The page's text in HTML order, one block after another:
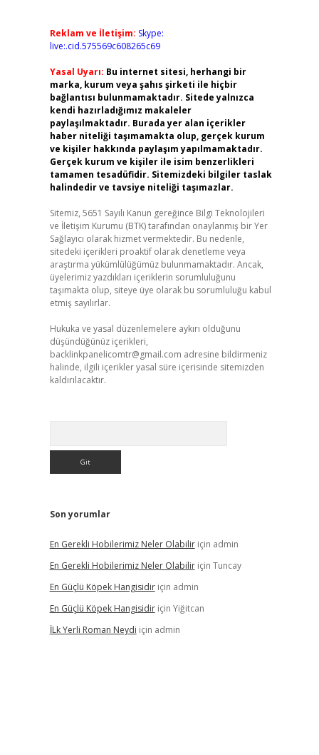
Reklam ve İletişim: Skype:
live:.cid.575569c608265c69
Yasal Uyarı: Bu internet sitesi, herhangi bir
marka, kurum veya şahıs şirketi ile hiçbir
bağlantısı bulunmamaktadır. Sitede yalnızca
kendi hazırladığımız makaleler
paylaşılmaktadır. Burada yer alan içerikler
haber niteliği taşımamakta olup, gerçek kurum
ve kişiler hakkında paylaşım yapılmamaktadır.
Gerçek kurum ve kişiler ile isim benzerlikleri
tamamen tesadüfidir. Sitemizdeki bilgiler taslak
halindedir ve tavsiye niteliği taşımazlar.
Sitemiz, 5651 Sayılı Kanun gereğince Bilgi Teknolojileri
ve İletişim Kurumu (BTK) tarafından onaylanmış bir Yer
Sağlayıcı olarak hizmet vermektedir. Bu nedenle,
sitedeki içerikleri proaktif olarak denetleme veya
araştırma yükümlülüğümüz bulunmamaktadır. Ancak,
üyelerimiz yazdıkları içeriklerin sorumluluğunu
taşımakta olup, siteye üye olarak bu sorumluluğu kabul
etmiş sayılırlar.
Hukuka ve yasal düzenlemelere aykırı olduğunu
düşündüğünüz içerikleri,
backlinkpanelicomtr@gmail.com adresine bildirmeniz
halinde, ilgili içerikler yasal süre içerisinde sitemizden
kaldırılacaktır.
Son yorumlar
En Gerekli Hobilerimiz Neler Olabiliriçin admin
En Gerekli Hobilerimiz Neler Olabiliriçin Tuncay
En Güçlü Köpek Hangisidiriçin admin
En Güçlü Köpek Hangisidiriçin Yiğitcan
İLk Yerli Roman Neydi için admin